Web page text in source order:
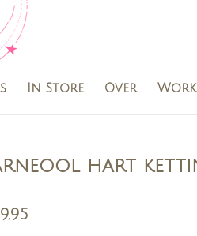
In Store Over
hart